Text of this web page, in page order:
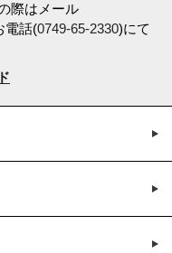
際はメール
電話(0749-65-2330)にて